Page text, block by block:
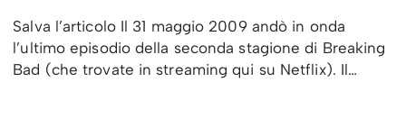
Salva l’articolo Il 31 maggio 2009 andò in onda
l’ultimo episodio della seconda stagione di Breaking
Bad (che trovate in streaming qui su Netflix). Il…